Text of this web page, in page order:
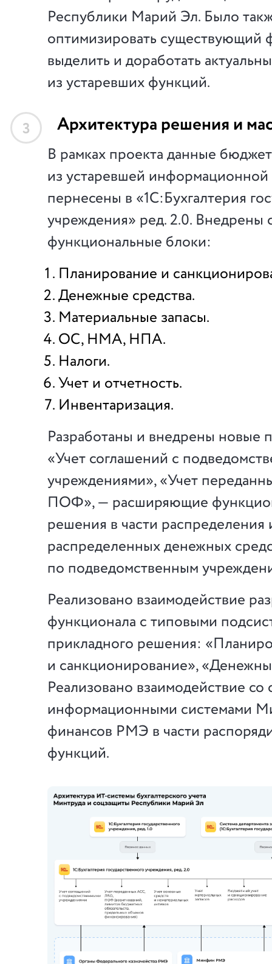
Республики Марий Эл. Было
оптимизировать существующий
выделить и доработать
из устаревших функций.
3 Архитектура решения и
В рамках проекта данные
из устаревшей
пернесены в «1С:Бухгалтерия
учреждения» ред. 2.0.
функциональные блоки:
Планирование и
Денежные средства.
Материальные запасы.
ОС, НМА, НПА.
Налоги.
Учет и отчетность.
Инвентаризация.
Разработаны и внедрены новые
«Учет соглашений с
учреждениями», «Учет
ПОФ», — расширяющие
решения в части распределения
распределенных денежных
по подведомственным
Реализовано взаимодействие
функционала с типовыми
прикладного решения:
и санкционирование»,
Реализовано взаимодействие
информационными системами
финансов РМЭ в части
функций.